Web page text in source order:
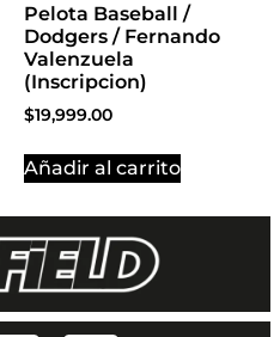
Pelota Baseball /
Dodgers / Fernando
Valenzuela
(Inscripcion)
$19,999.00
Añadir al carrito